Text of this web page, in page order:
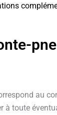
au
à toute